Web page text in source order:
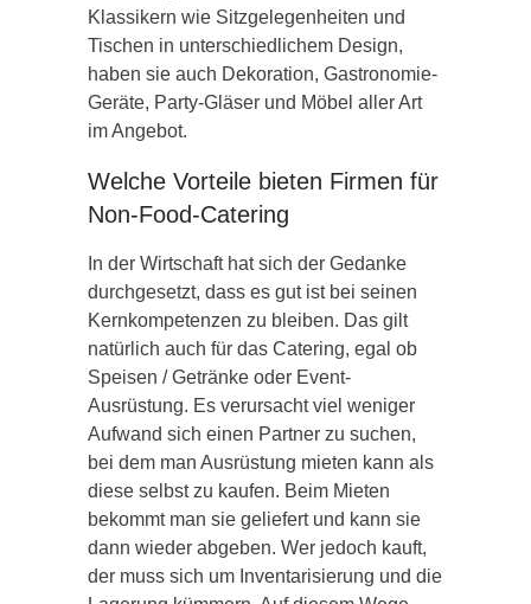
Klassikern wie Sitzgelegenheiten und
Tischen in unterschiedlichem Design,
haben sie auch Dekoration, Gastronomie-
Geräte, Party-Gläser und Möbel aller Art
im Angebot.
Welche Vorteile bieten Firmen für
Non-Food-Catering
In der Wirtschaft hat sich der Gedanke
durchgesetzt, dass es gut ist bei seinen
Kernkompetenzen zu bleiben. Das gilt
natürlich auch für das Catering, egal ob
Speisen / Getränke oder Event-
Ausrüstung. Es verursacht viel weniger
Aufwand sich einen Partner zu suchen,
bei dem man Ausrüstung mieten kann als
diese selbst zu kaufen. Beim Mieten
bekommt man sie geliefert und kann sie
dann wieder abgeben. Wer jedoch kauft,
der muss sich um Inventarisierung und die